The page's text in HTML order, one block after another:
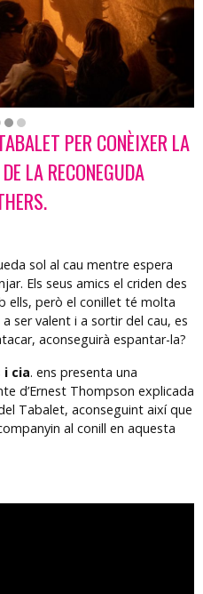
PER CONÈIXER LA
LA RECONEGUDA
sol al cau mentre espera
Els seus amics el criden des
ells, però el conillet té molta
ser valent i a sortir del cau, es
aconseguirà espantar-la?
i cia. ens presenta una
d’Ernest Thompson explicada
Tabalet, aconseguint així que
al conill en aquesta